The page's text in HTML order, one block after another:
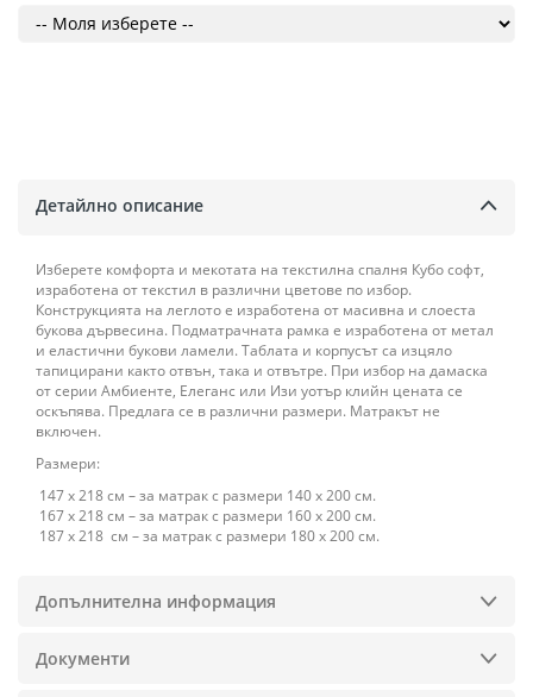
Детайлно описание
Изберете комфорта и мекотата на текстилна спалня Кубо софт,
изработена от текстил в различни цветове по избор.
Конструкцията на леглото е изработена от масивна и слоеста
букова дървесина. Подматрачната рамка е изработена от метал
и еластични букови ламели. Таблата и корпусът са изцяло
тапицирани както отвън, така и отвътре. При избор на дамаска
от серии Амбиенте, Елеганс или Изи уотър клийн цената се
оскъпява. Предлага се в различни размери. Матракът не
включен.
Размери:
147 x 218 см – за матрак с размери 140 х 200 см.
167 x 218 см – за матрак с размери 160 х 200 см.
187 x 218 см – за матрак с размери 180 х 200 см.
Допълнителна информация
Документи